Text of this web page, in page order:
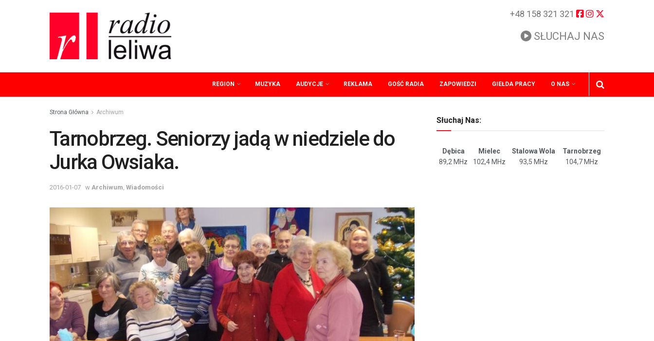
+48 158 321 321
SŁUCHAJ NAS
REGION MUZYKA AUDYCJE REKLAMA GOŚĆ RADIA ZAPOWIEDZI GIEŁDA PRACY O NAS
Strona Główna Archiwum
Tarnobrzeg. Seniorzy jadą w niedziele do
Jurka Owsiaka.
2016-01-07 w Archiwum Wiadomości
Słuchaj Nas:
Dębica Mielec Stalowa Wola
Tarnobrzeg
89,2 MHz
102,4 MHz 93,5 MHz 104,7 MHz